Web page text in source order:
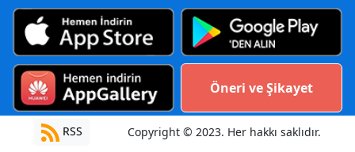
Öneri ve Şikayet
RSS Copyright © 2023. Her hakkı saklıdır.